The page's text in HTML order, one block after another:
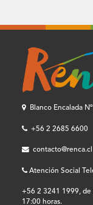
Blanco Encalada
+56 2 2685 6600
contacto@renca.cl
Atención Social
+56 2 3241 1999, de
17:00 horas.